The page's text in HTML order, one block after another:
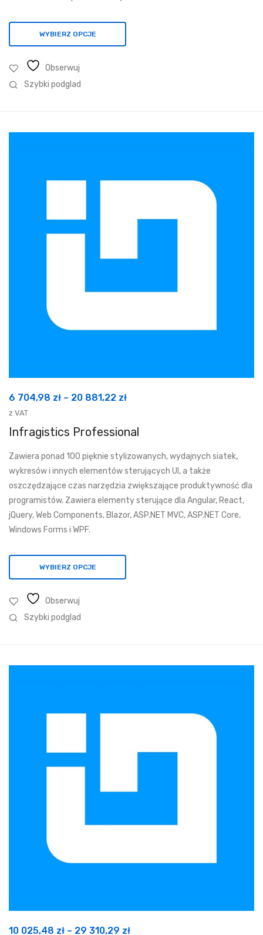
WYBIERZ OPCJE
Obserwuj
Szybki podglad
6 704,98 zł – 20 881,22 złZakres
od
704,98 zł
20
881,22 zł
z VAT
Infragistics Professional
Zawiera ponad 100 pięknie stylizowanych, wydajnych siatek,
wykresów i innych elementów sterujących UI, a także
oszczędzające czas narzędzia zwiększające produktywność dla
programistów. Zawiera elementy sterujące dla Angular, React,
jQuery, Web Components, Blazor, ASP.NET MVC, ASP.NET Core,
Windows Forms i WPF.
WYBIERZ OPCJE
Obserwuj
Szybki podglad
10 025,48 zł – 29 310,29 złZakres